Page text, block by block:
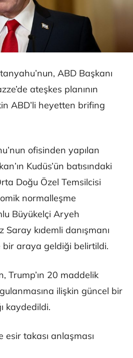
ABD Başkanı
ateşkes planının
ABD’li heyetten brifing
ofisinden yapılan
Kudüs’ün batısındaki
Doğu Özel Temsilcisi
normalleşme
Büyükelçi Aryeh
kıdemli danışmanı
bir araya geldiği belirtildi.
Trump’ın 20 maddelik
ilişkin güncel bir
kaydedildi.
esir takası anlaşması